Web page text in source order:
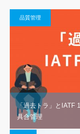
品質管理
「過去トラ」とIATF
具合管理